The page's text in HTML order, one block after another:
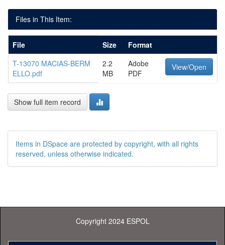
Files in This Item:
File Size
Format
T-13070 MACIAS-BERM
ELLO.pdf
2.2
MB
Adobe
PDF
View/Open
Show full item record
Items in DSpace are protected by copyright, with all rights
reserved, unless otherwise indicated.
Copyright 2024 ESPOL